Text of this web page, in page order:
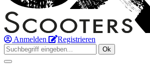
Anmelden Registrieren
Ok